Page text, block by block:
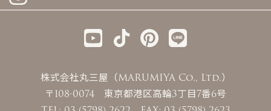
株式会社丸三屋（MARUMIYA Co., Ltd.）
〒108-0074 東京都港区高輪3丁目7番6号